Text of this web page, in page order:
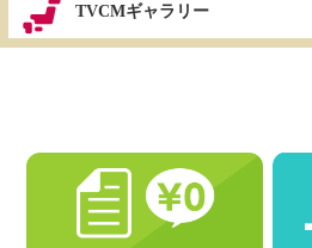
TVCMギャラリー